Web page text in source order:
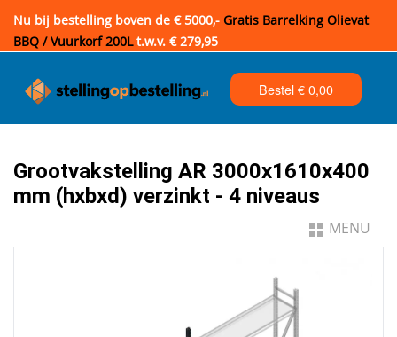
Nu bij bestelling boven de € 5000,- Gratis Barrelking Olievat
BBQ / Vuurkorf 200Lt.w.v. € 279,95
Bestel €0,00
Grootvakstelling AR 3000x1610x400
mm (hxbxd) verzinkt - 4 niveaus
MENU